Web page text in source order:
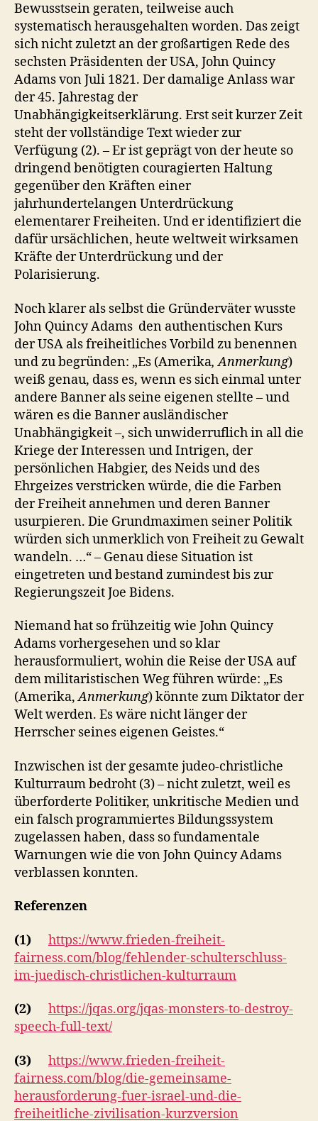
Bewusstsein geraten, teilweise auch
systematisch herausgehalten worden. Das zeigt
sich nicht zuletzt an der großartigen Rede des
sechsten Präsidenten der USA, John Quincy
Adams von Juli 1821. Der damalige Anlass war
der 45. Jahrestag der
Unabhängigkeitserklärung. Erst seit kurzer Zeit
steht der vollständige Text wieder zur
Verfügung (2). – Er ist geprägt von der heute so
dringend benötigten couragierten Haltung
gegenüber den Kräften einer
jahrhundertelangen Unterdrückung
elementarer Freiheiten. Und er identifiziert die
dafür ursächlichen, heute weltweit wirksamen
Kräfte der Unterdrückung und der
Polarisierung.
Noch klarer als selbst die Gründerväter wusste
John Quincy Adams den authentischen Kurs
der USA als freiheitliches Vorbild zu benennen
und zu begründen: „Es (Amerika, Anmerkung)
weiß genau, dass es, wenn es sich einmal unter
andere Banner als seine eigenen stellte – und
wären es die Banner ausländischer
Unabhängigkeit –, sich unwiderruflich in all die
Kriege der Interessen und Intrigen, der
persönlichen Habgier, des Neids und des
Ehrgeizes verstricken würde, die die Farben
der Freiheit annehmen und deren Banner
usurpieren. Die Grundmaximen seiner Politik
würden sich unmerklich von Freiheit zu Gewalt
wandeln. …“ – Genau diese Situation ist
eingetreten und bestand zumindest bis zur
Regierungszeit Joe Bidens.
Niemand hat so frühzeitig wie John Quincy
Adams vorhergesehen und so klar
herausformuliert, wohin die Reise der USA auf
dem militaristischen Weg führen würde: „Es
(Amerika,Anmerkung) könnte zum Diktator der
Welt werden. Es wäre nicht länger der
Herrscher seines eigenen Geistes.“
Inzwischen ist der gesamte judeo-christliche
Kulturraum bedroht (3) – nicht zuletzt, weil es
überforderte Politiker, unkritische Medien und
ein falsch programmiertes Bildungssystem
zugelassen haben, dass so fundamentale
Warnungen wie die von John Quincy Adams
verblassen konnten.
Referenzen
(1) https://www.frieden-freiheit-
fairness.com/blog/fehlender-schulterschluss-
im-juedisch-christlichen-kulturraum
(2) https://jqas.org/jqas-monsters-to-destroy-
speech-full-text/
(3) https://www.frieden-freiheit-
fairness.com/blog/die-gemeinsame-
herausforderung-fuer-israel-und-die-
freiheitliche-zivilisation-kurzversion